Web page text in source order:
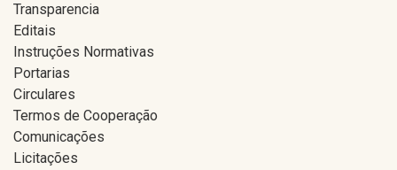
Transparencia
Editais
Instruções Normativas
Portarias
Circulares
Termos de Cooperação
Comunicações
Licitações